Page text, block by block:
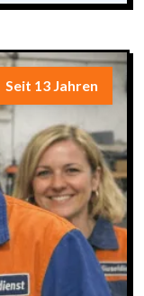
Seit 13 Jahren